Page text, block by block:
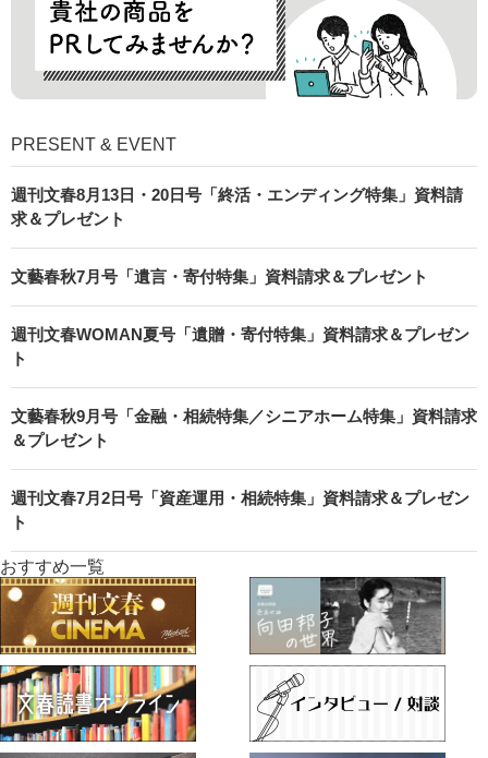
PRESENT & EVENT
週刊文春8月13日・20日号「終活・エンディング特集」資料請
求＆プレゼント
文藝春秋7月号「遺言・寄付特集」資料請求＆プレゼント
週刊文春WOMAN夏号「遺贈・寄付特集」資料請求＆プレゼン
ト
文藝春秋9月号「金融・相続特集／シニアホーム特集」資料請求
＆プレゼント
週刊文春7月2日号「資産運用・相続特集」資料請求＆プレゼン
ト
おすすめ一覧